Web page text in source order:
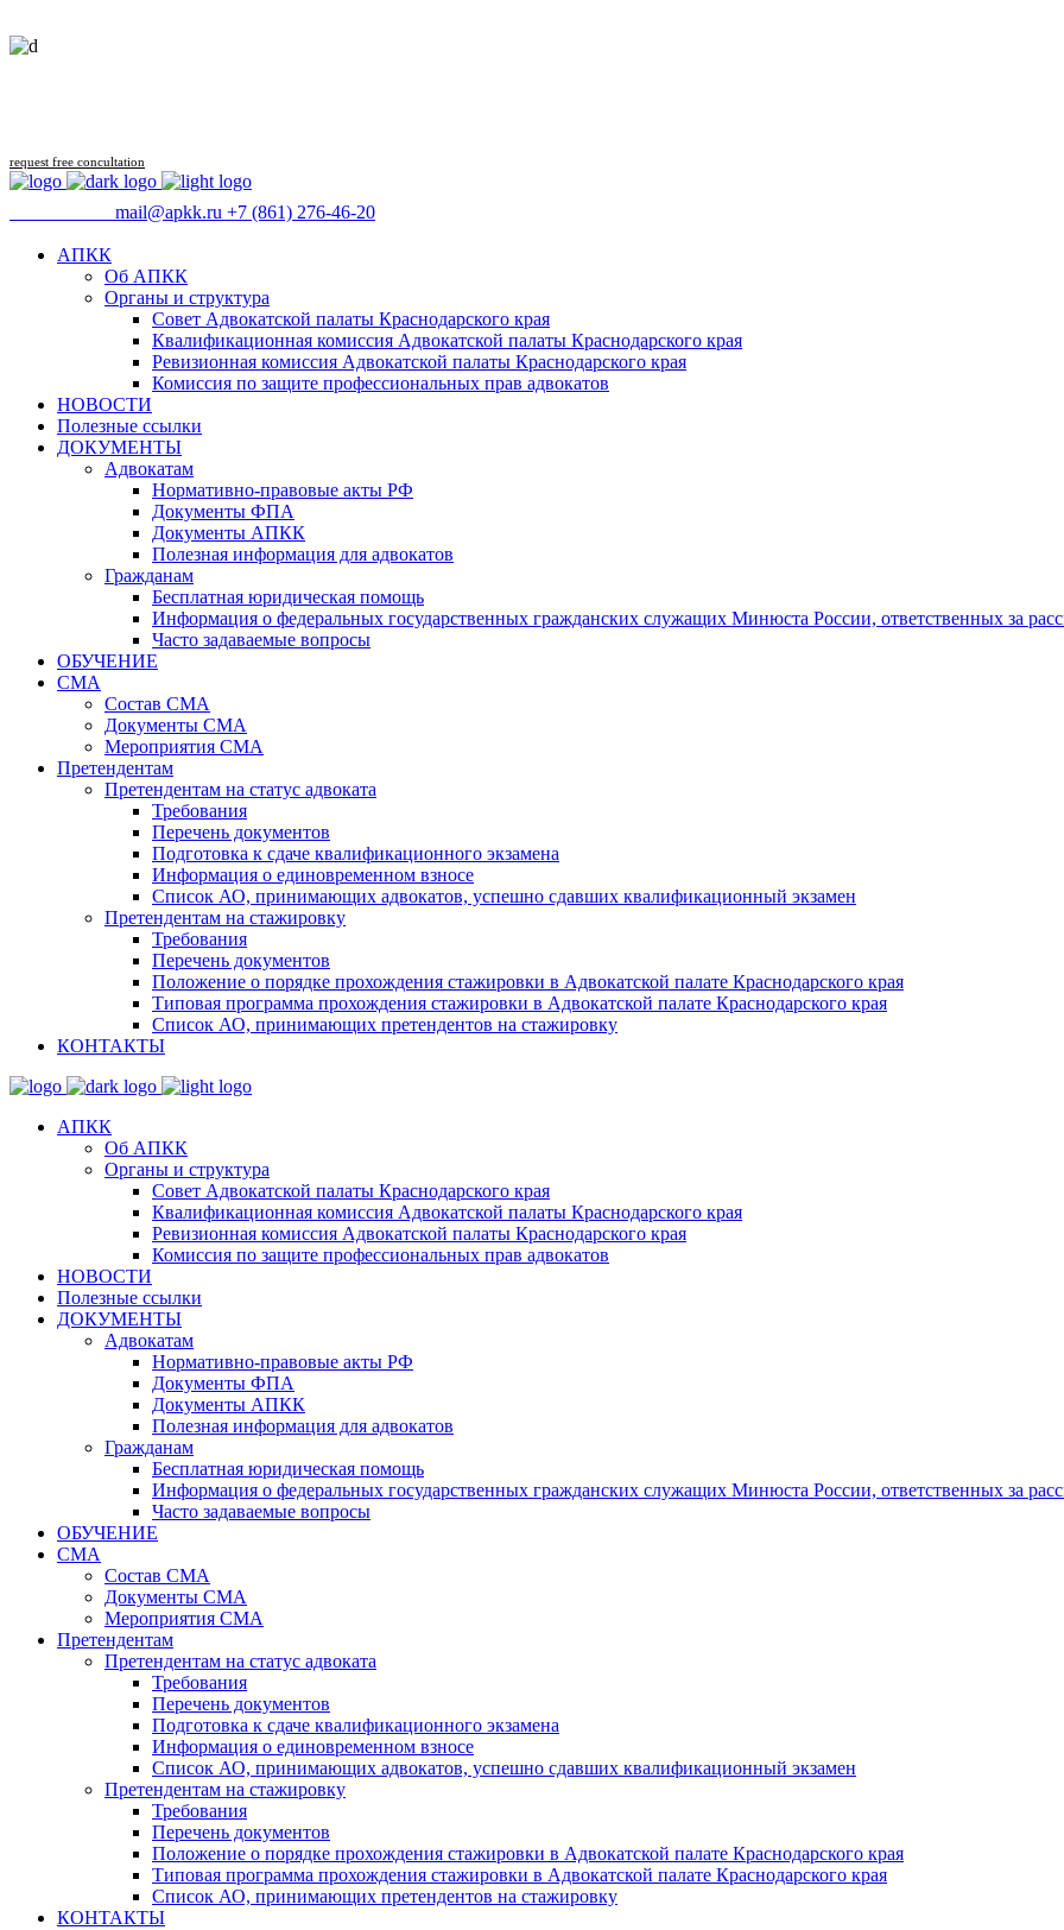
request free concultation
mail@apkk.ru +7 (861) 276-46-20
АПКК
Об АПКК
Органы и структура
Совет Адвокатской палаты Краснодарского края
Квалификационная комиссия Адвокатской палаты Краснодарского края
Ревизионная комиссия Адвокатской палаты Краснодарского края
Комиссия по защите профессиональных прав адвокатов
НОВОСТИ
Полезные ссылки
ДОКУМЕНТЫ
Адвокатам
Нормативно-правовые акты РФ
Документы ФПА
Документы АПКК
Полезная информация для адвокатов
Гражданам
Бесплатная юридическая помощь
Информация о федеральных государственных гражданских служащих Минюста России, ответственных за
Часто задаваемые вопросы
ОБУЧЕНИЕ
СМА
Состав СМА
Документы СМА
Мероприятия СМА
Претендентам
Претендентам на статус адвоката
Требования
Перечень документов
Подготовка к сдаче квалификационного экзамена
Информация о единовременном взносе
Список АО, принимающих адвокатов, успешно сдавших квалификационный экзамен
Претендентам на стажировку
Требования
Перечень документов
Положение о порядке прохождения стажировки в Адвокатской палате Краснодарского края
Типовая программа прохождения стажировки в Адвокатской палате Краснодарского края
Список АО, принимающих претендентов на стажировку
КОНТАКТЫ
АПКК
Об АПКК
Органы и структура
Совет Адвокатской палаты Краснодарского края
Квалификационная комиссия Адвокатской палаты Краснодарского края
Ревизионная комиссия Адвокатской палаты Краснодарского края
Комиссия по защите профессиональных прав адвокатов
НОВОСТИ
Полезные ссылки
ДОКУМЕНТЫ
Адвокатам
Нормативно-правовые акты РФ
Документы ФПА
Документы АПКК
Полезная информация для адвокатов
Гражданам
Бесплатная юридическая помощь
Информация о федеральных государственных гражданских служащих Минюста России, ответственных за
Часто задаваемые вопросы
ОБУЧЕНИЕ
СМА
Состав СМА
Документы СМА
Мероприятия СМА
Претендентам
Претендентам на статус адвоката
Требования
Перечень документов
Подготовка к сдаче квалификационного экзамена
Информация о единовременном взносе
Список АО, принимающих адвокатов, успешно сдавших квалификационный экзамен
Претендентам на стажировку
Требования
Перечень документов
Положение о порядке прохождения стажировки в Адвокатской палате Краснодарского края
Типовая программа прохождения стажировки в Адвокатской палате Краснодарского края
Список АО, принимающих претендентов на стажировку
КОНТАКТЫ